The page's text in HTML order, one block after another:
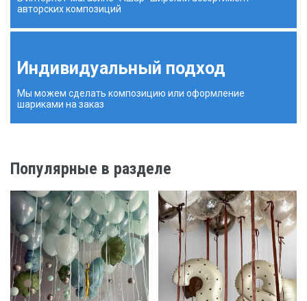
авторских композиций
Индивидуальный подход
Мы можем сделать композицию или оформление
шариками на заказ
Популярные в разделе